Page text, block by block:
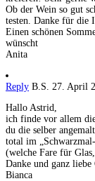
Ob der Wein so gut
testen. Danke für die
Einen schönen
wünscht
Anita
Reply B.S.
27. April
Hallo Astrid,
ich finde vor allem
du die selber
total im
(welche Fare für
Danke und ganz liebe
Bianca